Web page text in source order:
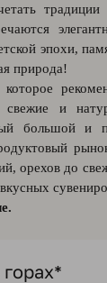
эпохи,
природа!
которое
и
большой и
орехов до